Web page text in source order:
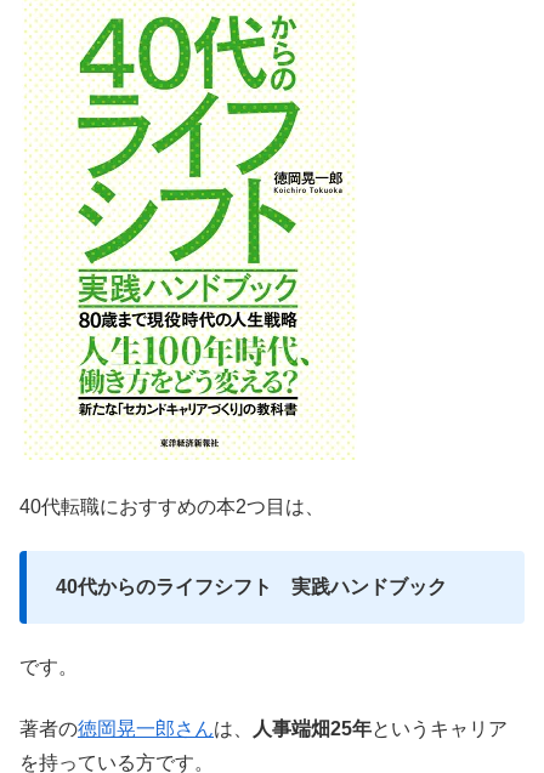
40代転職におすすめの本2つ目は、
40代からのライフシフト 実践ハンドブック
です。
著者の徳岡晃一郎さんは、 人事端畑25年というキャリア
を持っている方です。